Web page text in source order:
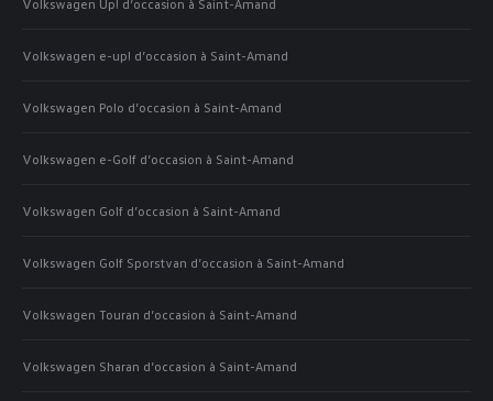
newnewnewnew
Volkswagen Up! d’occasion à Saint-Amand
Volkswagen e-up! d’occasion à Saint-Amand
Volkswagen Polo d’occasion à Saint-Amand
Volkswagen e-Golf d’occasion à Saint-Amand
Volkswagen Golf d’occasion à Saint-Amand
Volkswagen Golf Sporstvan d’occasion à Saint-Amand
Volkswagen Touran d’occasion à Saint-Amand
Volkswagen Sharan d’occasion à Saint-Amand